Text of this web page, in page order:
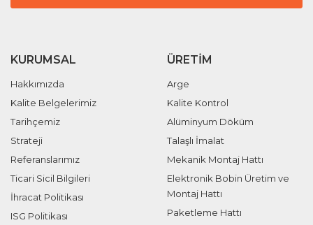
KURUMSAL
Hakkımızda
Kalite Belgelerimiz
Tarihçemiz
Strateji
Referanslarımız
Ticari Sicil Bilgileri
İhracat Politikası
ISG Politikası
ÜRETIM
Arge
Kalite Kontrol
Alüminyum Döküm
Talaşlı İmalat
Mekanik Montaj Hattı
Elektronik Bobin Üretim ve
Montaj Hattı
Paketleme Hattı